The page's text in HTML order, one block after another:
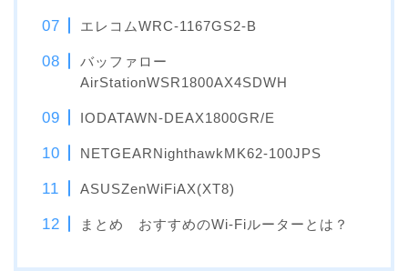
エレコムWRC-1167GS2-B
バッファロー
AirStationWSR1800AX4SDWH
IODATAWN-DEAX1800GR/E
NETGEARNighthawkMK62-100JPS
ASUSZenWiFiAX(XT8)
まとめ おすすめのWi-Fiルーターとは？